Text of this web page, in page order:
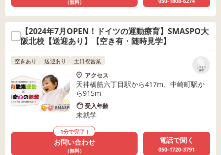
（無料）
【2024年7月OPEN！ドイツの運動療育】SMASPO大
阪北校【送迎あり】【空き有・随時見学】
リストに
保存
空きあり 送迎あり 土日祝営業
アクセス
天神橋筋六丁目駅から417m、中崎町駅か
ら915m
受入年齢
未就学
1分で完了！
お問い合わせ
（無料）
電話で聞く
050-1720-3791